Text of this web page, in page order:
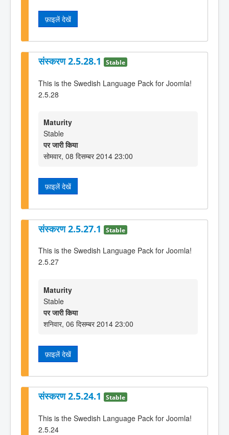
फ़ाइलें देखें
संस्करण 2.5.28.1 Stable
This is the Swedish Language Pack for Joomla!
2.5.28
Maturity
Stable
पर जारी किया
सोमवार, 08 दिसम्बर 2014 23:00
फ़ाइलें देखें
संस्करण 2.5.27.1 Stable
This is the Swedish Language Pack for Joomla!
2.5.27
Maturity
Stable
पर जारी किया
शनिवार, 06 दिसम्बर 2014 23:00
फ़ाइलें देखें
संस्करण 2.5.24.1 Stable
This is the Swedish Language Pack for Joomla!
2.5.24